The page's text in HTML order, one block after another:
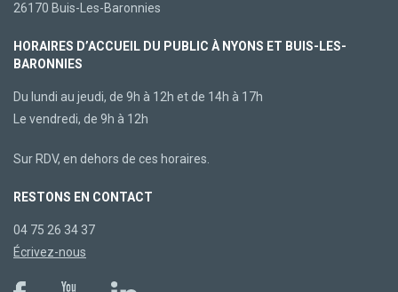
26170 Buis-Les-Baronnies
HORAIRES D’ACCUEIL DU PUBLIC À NYONS ET BUIS-LES-
BARONNIES
Du lundi au jeudi, de 9h à 12h et de 14h à 17h
Le vendredi, de 9h à 12h
Sur RDV, en dehors de ces horaires.
RESTONS EN CONTACT
04 75 26 34 37
Écrivez-nous